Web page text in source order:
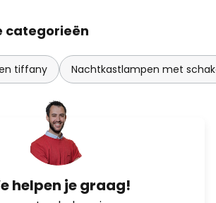
categorieën
tiffany Nachtkastlampen met
helpen je graag!